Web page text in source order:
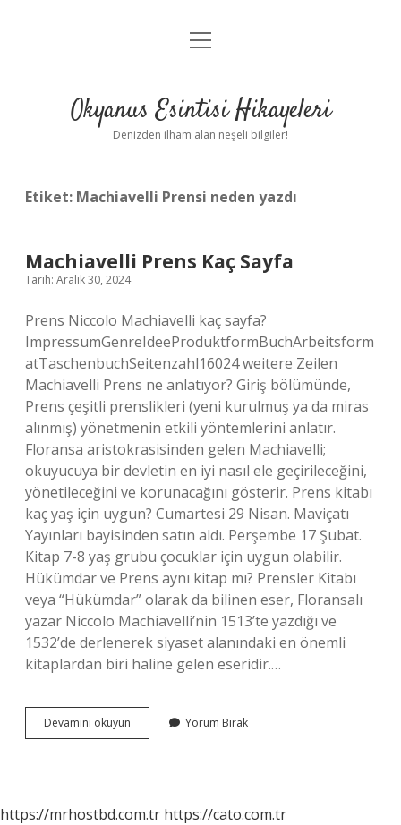
Anasayfa
Yasal Uyarı
menüyü
Okyanus Esintisi Hikayeleri
Denizden ilham alan neşeli bilgiler!
Etiket: Machiavelli Prensi neden yazdı
Machiavelli Prens Kaç Sayfa
Tarih: Aralık 30, 2024
Prens Niccolo Machiavelli kaç sayfa?
ImpressumGenreIdeeProduktformBuchArbeitsform
atTaschenbuchSeitenzahl16024 weitere Zeilen
Machiavelli Prens ne anlatıyor? Giriş bölümünde,
Prens çeşitli prenslikleri (yeni kurulmuş ya da miras
alınmış) yönetmenin etkili yöntemlerini anlatır.
Floransa aristokrasisinden gelen Machiavelli;
okuyucuya bir devletin en iyi nasıl ele geçirileceğini,
yönetileceğini ve korunacağını gösterir. Prens kitabı
kaç yaş için uygun? Cumartesi 29 Nisan. Maviçatı
Yayınları bayisinden satın aldı. Perşembe 17 Şubat.
Kitap 7-8 yaş grubu çocuklar için uygun olabilir.
Hükümdar ve Prens aynı kitap mı? Prensler Kitabı
veya “Hükümdar” olarak da bilinen eser, Floransalı
yazar Niccolo Machiavelli’nin 1513’te yazdığı ve
1532’de derlenerek siyaset alanındaki en önemli
kitaplardan biri haline gelen eseridir.…
Devamını okuyun Machiavelli
Prens
Yorum Bırak
https://mrhostbd.com.tr https://cato.com.tr